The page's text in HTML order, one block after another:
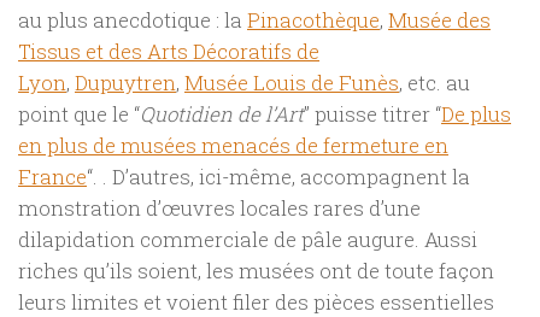
au plus anecdotique : la Pinacothèque, Musée des
Tissus et des Arts Décoratifs de
Lyon, Dupuytren, Musée Louis de Funès, etc. au
point que le “Quotidien de l’Art” puisse titrer “De plus
en plus de musées menacés de fermeture en
France“. . D’autres, ici-même, accompagnent la
monstration d’œuvres locales rares d’une
dilapidation commerciale de pâle augure. Aussi
riches qu’ils soient, les musées ont de toute façon
leurs limites et voient filer des pièces essentielles